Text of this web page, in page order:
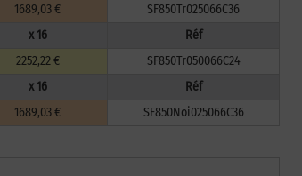
1689,03 €
SF850Tr025066C36
x 16
Réf
2252,22 €
SF850Tr050066C24
x 16
Réf
1689,03 € SF850Noi025066C36